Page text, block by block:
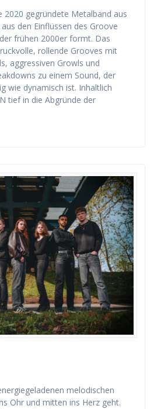
2020 gegründete Metalband aus
den Einflüssen des Groove
frühen 2000er formt. Das
rollende Grooves mit
aggressiven Growls und
zu einem Sound, der
wie dynamisch ist. Inhaltlich
tief in die Abgründe der
melodischen
Ohr und mitten ins Herz geht.